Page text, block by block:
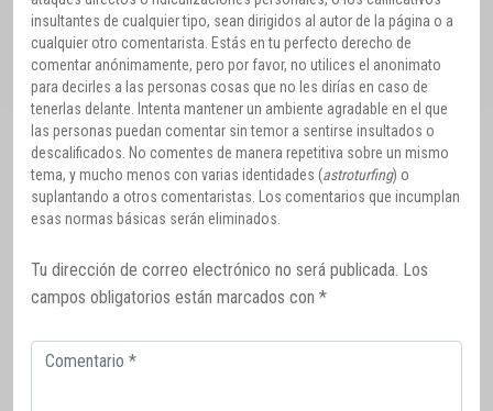
insultantes de cualquier tipo, sean dirigidos al autor de la página o a
cualquier otro comentarista. Estás en tu perfecto derecho de
comentar anónimamente, pero por favor, no utilices el anonimato
para decirles a las personas cosas que no les dirías en caso de
tenerlas delante. Intenta mantener un ambiente agradable en el que
las personas puedan comentar sin temor a sentirse insultados o
descalificados. No comentes de manera repetitiva sobre un mismo
tema, y mucho menos con varias identidades (astroturfing) o
suplantando a otros comentaristas. Los comentarios que incumplan
esas normas básicas serán eliminados.
Tu dirección de correo electrónico no será publicada. Los
campos obligatorios están marcados con *
Comentario